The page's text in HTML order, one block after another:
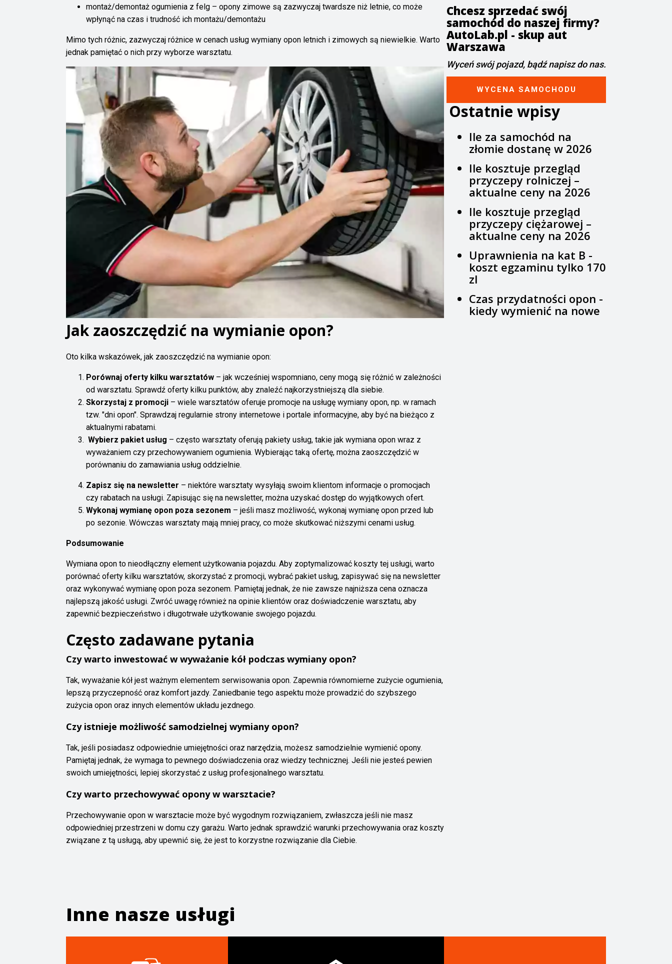
montaż/demontaż ogumienia z felg – opony zimowe są zazwyczaj twardsze niż letnie, co może
wpłynąć na czas i trudność ich montażu/demontażu
Mimo tych różnic, zazwyczaj różnice w cenach usług wymiany opon letnich i zimowych są niewielkie. Warto
jednak pamiętać o nich przy wyborze warsztatu.
Jak zaoszczędzić na wymianie opon?
Oto kilka wskazówek, jak zaoszczędzić na wymianie opon:
Porównaj oferty kilku warsztatów – jak wcześniej wspomniano, ceny mogą się różnić w zależności
od warsztatu. Sprawdź oferty kilku punktów, aby znaleźć najkorzystniejszą dla siebie.
Skorzystaj z promocji – wiele warsztatów oferuje promocje na usługę wymiany opon, np. w ramach
tzw. "dni opon". Sprawdzaj regularnie strony internetowe i portale informacyjne, aby być na bieżąco z
aktualnymi rabatami.
Wybierz pakiet usług – często warsztaty oferują pakiety usług, takie jak wymiana opon wraz z
wyważaniem czy przechowywaniem ogumienia. Wybierając taką ofertę, można zaoszczędzić w
porównaniu do zamawiania usług oddzielnie.
Zapisz się na newsletter – niektóre warsztaty wysyłają swoim klientom informacje o promocjach
czy rabatach na usługi. Zapisując się na newsletter, można uzyskać dostęp do wyjątkowych ofert.
Wykonaj wymianę opon poza sezonem – jeśli masz możliwość, wykonaj wymianę opon przed lub
po sezonie. Wówczas warsztaty mają mniej pracy, co może skutkować niższymi cenami usług.
Podsumowanie
Wymiana opon to nieodłączny element użytkowania pojazdu. Aby zoptymalizować koszty tej usługi, warto
porównać oferty kilku warsztatów, skorzystać z promocji, wybrać pakiet usług, zapisywać się na newsletter
oraz wykonywać wymianę opon poza sezonem. Pamiętaj jednak, że nie zawsze najniższa cena oznacza
najlepszą jakość usługi. Zwróć uwagę również na opinie klientów oraz doświadczenie warsztatu, aby
zapewnić bezpieczeństwo i długotrwałe użytkowanie swojego pojazdu.
Często zadawane pytania
Czy warto inwestować w wyważanie kół podczas wymiany opon?
Tak, wyważanie kół jest ważnym elementem serwisowania opon. Zapewnia równomierne zużycie ogumienia,
lepszą przyczepność oraz komfort jazdy. Zaniedbanie tego aspektu może prowadzić do szybszego
zużycia opon oraz innych elementów układu jezdnego.
Czy istnieje możliwość samodzielnej wymiany opon?
Tak, jeśli posiadasz odpowiednie umiejętności oraz narzędzia, możesz samodzielnie wymienić opony.
Pamiętaj jednak, że wymaga to pewnego doświadczenia oraz wiedzy technicznej. Jeśli nie jesteś pewien
swoich umiejętności, lepiej skorzystać z usług profesjonalnego warsztatu.
Czy warto przechowywać opony w warsztacie?
Przechowywanie opon w warsztacie może być wygodnym rozwiązaniem, zwłaszcza jeśli nie masz
odpowiedniej przestrzeni w domu czy garażu. Warto jednak sprawdzić warunki przechowywania oraz koszty
związane z tą usługą, aby upewnić się, że jest to korzystne rozwiązanie dla Ciebie.
Chcesz sprzedać swój
samochód do naszej firmy?
AutoLab.pl - skup aut
Warszawa
Wyceń swój pojazd, bądź napisz do nas.
WYCENA SAMOCHODU
Ostatnie wpisy
Ile za samochód na
złomie dostanę w 2026
Ile kosztuje przegląd
przyczepy rolniczej –
aktualne ceny na 2026
Ile kosztuje przegląd
przyczepy ciężarowej –
aktualne ceny na 2026
Uprawnienia na kat B -
koszt egzaminu tylko 170
zl
Czas przydatności opon -
kiedy wymienić na nowe
Inne nasze usługi